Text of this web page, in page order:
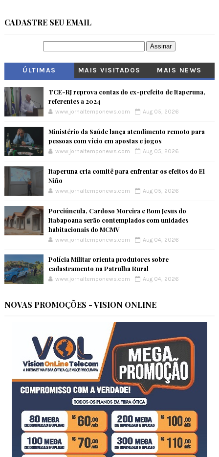
CADASTRE SEU EMAIL
ÚLTIMAS MAIS VISITADOS MAIS NEWS
TCE-RJ reprova contas do ex-prefeito de Itaperuna,
referentes a 2024
www.jornaltemponews.com Aug 05, 2026
Ministério da Saúde lança atendimento remoto para
pessoas com vício em apostas e jogos
www.jornaltemponews.com Aug 05, 2026
Itaperuna cria comitê para enfrentar os efeitos do El
Niño
www.jornaltemponews.com Aug 05, 2026
Porciúncula, Cardoso Moreira e Bom Jesus do
Itabapoana serão contemplados com unidades
habitacionais do MCMV
www.jornaltemponews.com Aug 04, 2026
Polícia Militar orienta produtores sobre
cadastramento na Patrulha Rural
www.jornaltemponews.com Aug 04, 2026
NOVAS PROMOÇÕES - VISION ONLINE